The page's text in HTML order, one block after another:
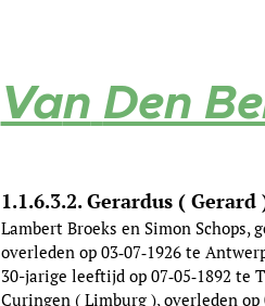
Van Den
1.1.6.3.2. Gerardus ( Gerard
Lambert Broeks en Simon Schops,
overleden op 03‑07‑1926 te
30-jarige leeftijd op 07‑05‑1892 te
Curingen ( Limburg ), overleden op